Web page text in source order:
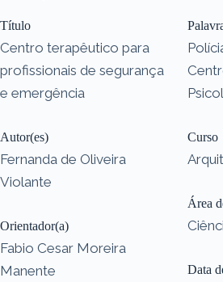
Título
Centro terapêutico para
profissionais de segurança
e emergência
Autor(es)
Fernanda de Oliveira
Violante
Orientador(a)
Fabio Cesar Moreira
Manente
Curso
Área
Data